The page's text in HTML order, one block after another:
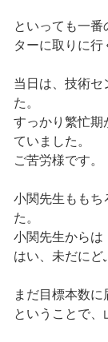
といっても一
ターに取りに行
当日は、技術セ
た。
すっかり繁忙期
ていました。
ご苦労様です。
小関先生ももち
た。
小関先生からは
はい、未だにど
まだ目標本数に
ということで、